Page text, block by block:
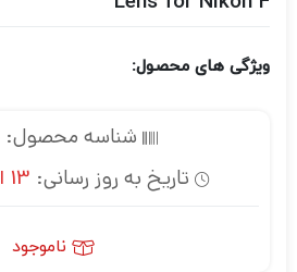
ویژگی های محصول:
شناسه محصول:
تاریخ به روز رسانی: 13 اسفند 1403
ناموجود